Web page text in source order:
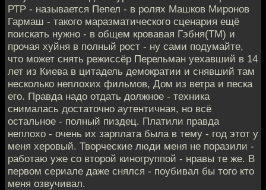
РТР - называется Пепел - в ролях Машков Миронов
Гармаш - такого маразматического сценария ещё
поискать нужно - в общем кровавая Гэбня(ТМ) и
прочая хуйня в полный рост - ну сами подумайте,
что может снять режиссёр Перельман уехавший в 14
лет из Киева в цитадель демократии и снявший там
несколько неплохих фильмов, Дом из ветра и песка
его. Правда надо отдать должное - техника
снималась достаточно аутентичная, но всё
остальное - полный пиздец. Платили правда
неплохо - очень их зарплата была в тему - год этот у
меня херовый. Творческие люди меня не поразили -
работаю уже со второй киногруппой - нравы те же. В
первом сериале даже снялся - поубивал бы того кто
меня озвучивал.